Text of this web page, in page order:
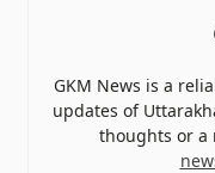
GKM News is a
updates of
thoughts or a